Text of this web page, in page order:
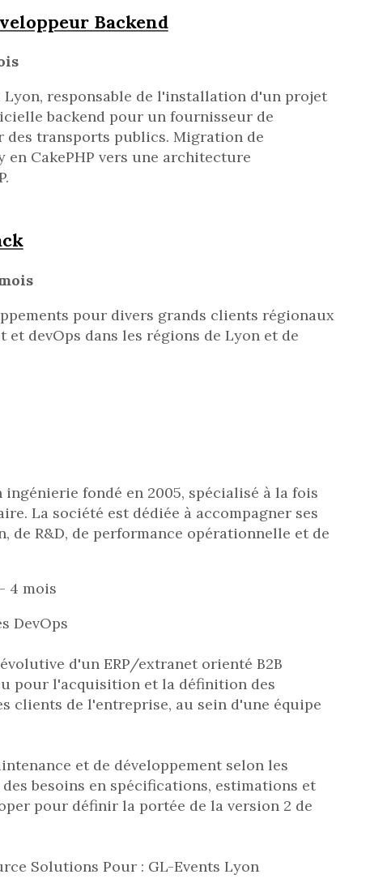
Backend
responsable de l'installation d'un projet
backend pour un fournisseur de
transports publics. Migration de
CakePHP vers une architecture
pour divers grands clients régionaux
devOps dans les régions de Lyon et de
fondé en 2005, spécialisé à la fois
La société est dédiée à accompagner ses
de R&D, de performance opérationnelle et de
4 mois
DevOps
d'un ERP/extranet orienté B2B
pour l'acquisition et la définition des
clients de l'entreprise, au sein d'une équipe
et de développement selon les
besoins en spécifications, estimations et
pour définir la portée de la version 2 de
Solutions Pour : GL-Events Lyon